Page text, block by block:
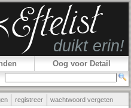
Oog voor Detail
registreer wachtwoord vergeten